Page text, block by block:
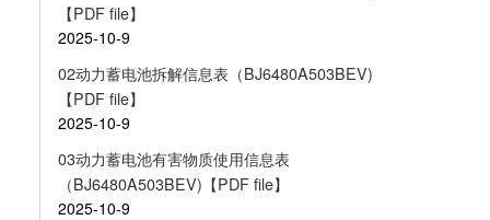
【PDF file】
2025-10-9
02动力蓄电池拆解信息表（BJ6480A503BEV)
【PDF file】
2025-10-9
03动力蓄电池有害物质使用信息表
（BJ6480A503BEV)【PDF file】
2025-10-9